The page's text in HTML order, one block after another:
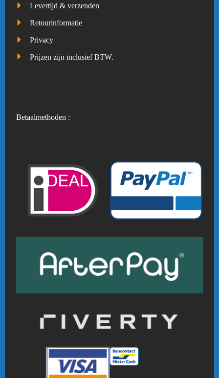
Levertijd & verzenden
Retourinformatie
Privacy
Prijzen zijn inclusief BTW.
Betaalmethoden :